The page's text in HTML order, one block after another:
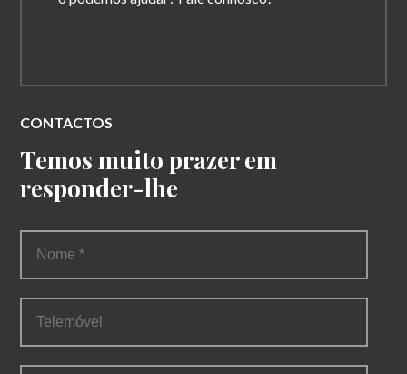
CONTACTOS
Temos muito prazer em
responder-lhe